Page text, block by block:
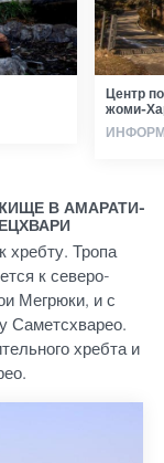
Центр
жоми-
В АМАРАТИ-
хребту. Тропа
к северо-
Мегрюки, и с
Саметсхварео.
хребта и